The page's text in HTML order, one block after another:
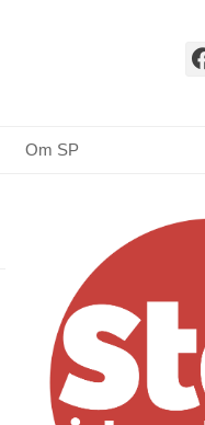
Om SP